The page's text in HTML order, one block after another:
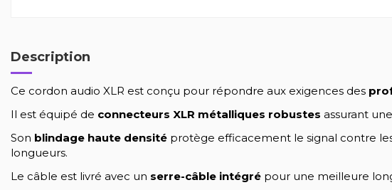
Description
Ce cordon audio XLR est conçu pour répondre aux exigences des
Il est équipé de connecteurs XLR métalliques robustes assurant
Son blindage haute densité protège efficacement le signal contre
longueurs.
Le câble est livré avec un serre-câble intégré pour une meilleure